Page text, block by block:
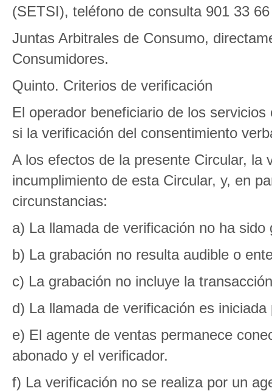
(SETSI), teléfono de consulta 901 33
Juntas Arbitrales de Consumo,
Consumidores.
Quinto. Criterios de verificación
El operador beneficiario de los
si la verificación del consentimiento
A los efectos de la presente Circular, la
incumplimiento de esta Circular, y, en
circunstancias:
a) La llamada de verificación no ha sido
b) La grabación no resulta audible o
c) La grabación no incluye la
d) La llamada de verificación es
e) El agente de ventas permanece
abonado y el verificador.
f) La verificación no se realiza por un